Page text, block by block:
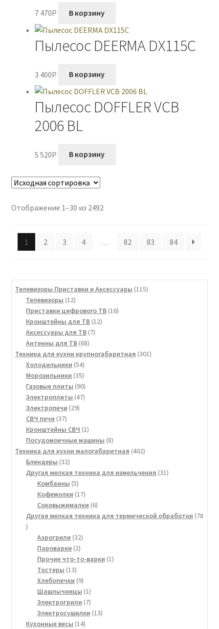
7 470P В корзину
Пылесос DEERMA DX115C
3 400P В корзину
Пылесос DOFFLER VCB
2006 BL
5 520P В корзину
Отображение 1–30 из 2492
1 2 3 4 … 82 83 84
Телевизоры Приставки и Аксессуары 115115
Телевизоры 1212
товаров
Приставки цифрового ТВ 1616
Кронштейны для ТВ 1212
Аксессуары для ТВ 77
Антенны для ТВ 6868
товаров
Техника для кухни крупногабаритная 301301
Холодильники 5454
товара
Морозильники 3535
товаров
Газовые плиты 9090
товаров
Электроплиты 4747
Электропечи 2929
СВЧ печи 3737
товаров
Кронштейны СВЧ 11
товар
Посудомоечные машины 88
товаров
Техника для кухни малогабаритная 402402
Блендеры 3232
товара
Другая мелкая техника для измельчения 3131
Комбаины 55
товаров
Кофемолки 1717
товаров
Соковыжималки 66
товаров
Другая мелкая техника для термической обработки 78
78
товаров
Аэрогрили 3232
Пароварки 22
товара
Прочие что-то-варки 11
Тостеры 1313
товаров
Хлебопечки 99
товаров
Шашлычницы 11
товар
Электрогрили 77
товаров
Электросушилки 1313
Кухонные весы 1414